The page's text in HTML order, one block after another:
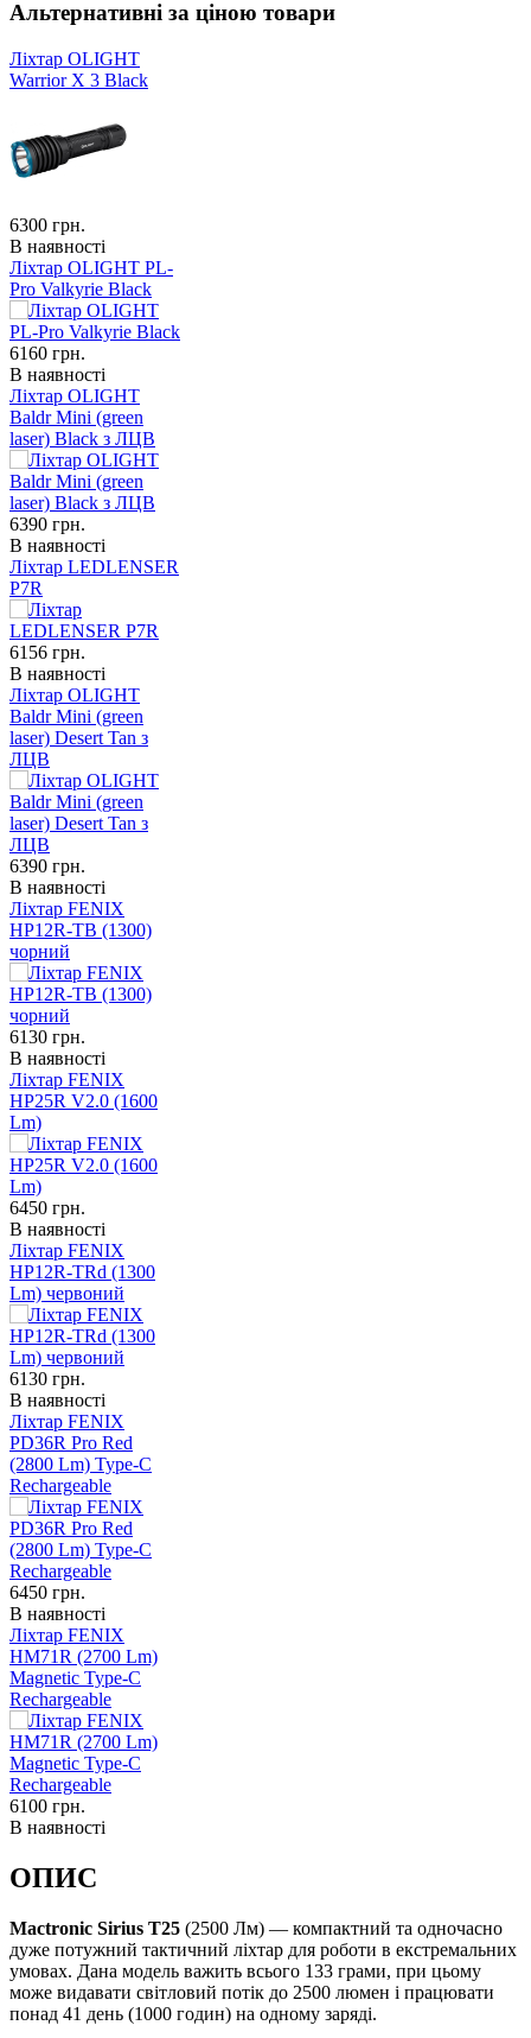
Альтернативні за ціною товари
Ліхтар OLIGHT
Warrior X 3 Black
6300 грн.
В наявності
Ліхтар OLIGHT PL-
Pro Valkyrie Black
6160 грн.
В наявності
Ліхтар OLIGHT
Baldr Mini (green
laser) Black з ЛЦВ
6390 грн.
В наявності
Ліхтар LEDLENSER
P7R
6156 грн.
В наявності
Ліхтар OLIGHT
Baldr Mini (green
laser) Desert Tan з
ЛЦВ
6390 грн.
В наявності
Ліхтар FENIX
HP12R-TB (1300)
чорний
6130 грн.
В наявності
Ліхтар FENIX
HP25R V2.0 (1600
Lm)
6450 грн.
В наявності
Ліхтар FENIX
HP12R-TRd (1300
Lm) червоний
6130 грн.
В наявності
Ліхтар FENIX
PD36R Pro Red
(2800 Lm) Type-C
Rechargeable
6450 грн.
В наявності
Ліхтар FENIX
HM71R (2700 Lm)
Magnetic Type-C
Rechargeable
6100 грн.
В наявності
ОПИС
Mactronic Sirius Т25 (2500 Лм) — компактний та одночасно
дуже потужний тактичний ліхтар для роботи в екстремальних
умовах. Дана модель важить всього 133 грами, при цьому
може видавати світловий потік до 2500 люмен і працювати
понад 41 день (1000 годин) на одному заряді.